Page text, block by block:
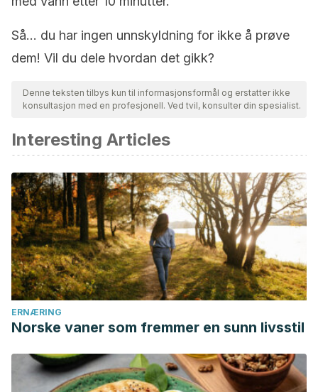
Så… du har ingen unnskyldning for ikke å prøve
dem! Vil du dele hvordan det gikk?
Denne teksten tilbys kun til informasjonsformål og erstatter ikke
konsultasjon med en profesjonell. Ved tvil, konsulter din spesialist.
Interesting Articles
ERNÆRING
Norske vaner som fremmer en sunn livsstil